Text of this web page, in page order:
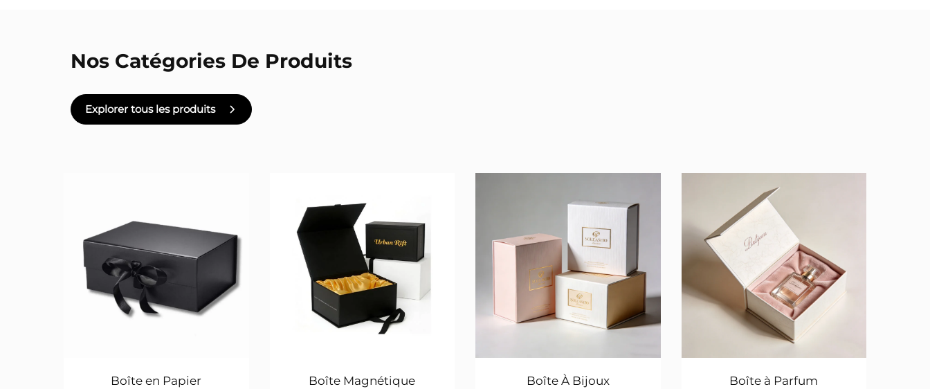
Nos Catégories De Produits
Explorer tous les produits
Boîte en Papier Boîte Magnétique Boîte À Bijoux Boîte à Parfum